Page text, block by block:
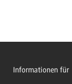
Informationen für